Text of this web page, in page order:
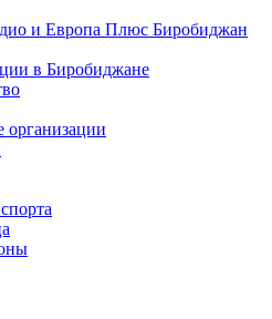
и Европа Плюс Биробиджан
в Биробиджане